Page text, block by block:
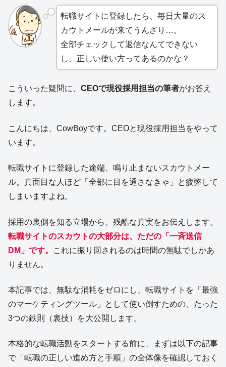
転職サイトに登録したら、毎日大量のス
カウトメールが来てうんざり…。
全部チェックして返信なんてできない
し、正しい使い方ってあるのかな？
こういった疑問に、 CEOで現役採用担当の筆者がお答え
します。
こんにちは、CowBoyです。CEOと現役採用担当をやって
います。
転職サイトに登録した途端、鳴り止まないスカウトメー
ル。真面目な人ほど「全部に目を通さなきゃ」と疲弊して
しまいますよね。
採用の裏側を知る立場から、残酷な真実をお伝えします。
転職サイトのスカウトの大部分は、ただの「一斉送信
DM」です。
これに振り回されるのは時間の無駄でしかあ
りません。
本記事では、無駄な消耗をゼロにし、転職サイトを「最強
のマーケティングツール」として使い倒すための、たった
3つの鉄則（裏技）を大公開します。
本格的な転職活動をスタートする前に、まずは以下の記事
で「転職の正しい進め方と手順」の全体像を確認しておく